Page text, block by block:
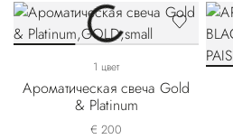
1 цвет
Ароматическая свеча Gold
& Platinum
€ 200